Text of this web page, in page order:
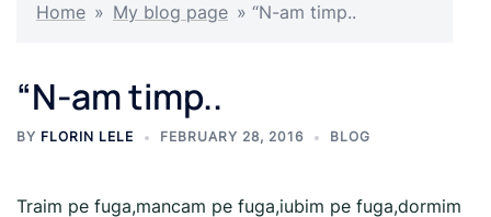
Home » My blog page » “N-am timp..
“N-am timp..
BY FLORIN LELE FEBRUARY 28, 2016 BLOG
Traim pe fuga,mancam pe fuga,iubim pe fuga,dormim